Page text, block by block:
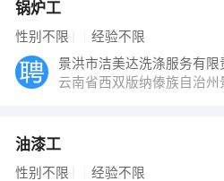
锅炉工
性别不限 经验不限
云南省西双版纳傣族自治
油漆工
性别不限 经验不限